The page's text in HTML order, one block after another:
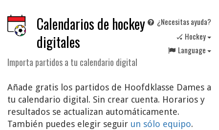
Calendarios de hockey
digitales
Importa partidos a tu calendario digital
¿Necesitas ayuda?
🏑 Hockey
Language
Añade gratis los partidos de Hoofdklasse Dames a
tu calendario digital. Sin crear cuenta. Horarios y
resultados se actualizan automáticamente.
También puedes elegir seguir un sólo equipo.